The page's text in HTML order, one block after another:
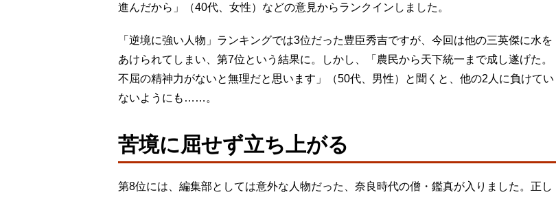
進んだから」（40代、女性）などの意見からランクインしました。
「逆境に強い人物」ランキングでは3位だった豊臣秀吉ですが、今回は他の三英傑に水を
あけられてしまい、第7位という結果に。しかし、「農民から天下統一まで成し遂げた。
不屈の精神力がないと無理だと思います」（50代、男性）と聞くと、他の2人に負けてい
ないようにも……。
苦境に屈せず立ち上がる
第8位には、編集部としては意外な人物だった、奈良時代の僧・鑑真が入りました。正し